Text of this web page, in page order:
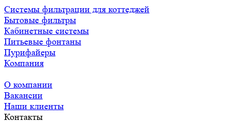
Системы фильтрации для коттеджей
Бытовые фильтры
Кабинетные системы
Питьевые фонтаны
Пурифайеры
Компания
О компании
Вакансии
Наши клиенты
Контакты